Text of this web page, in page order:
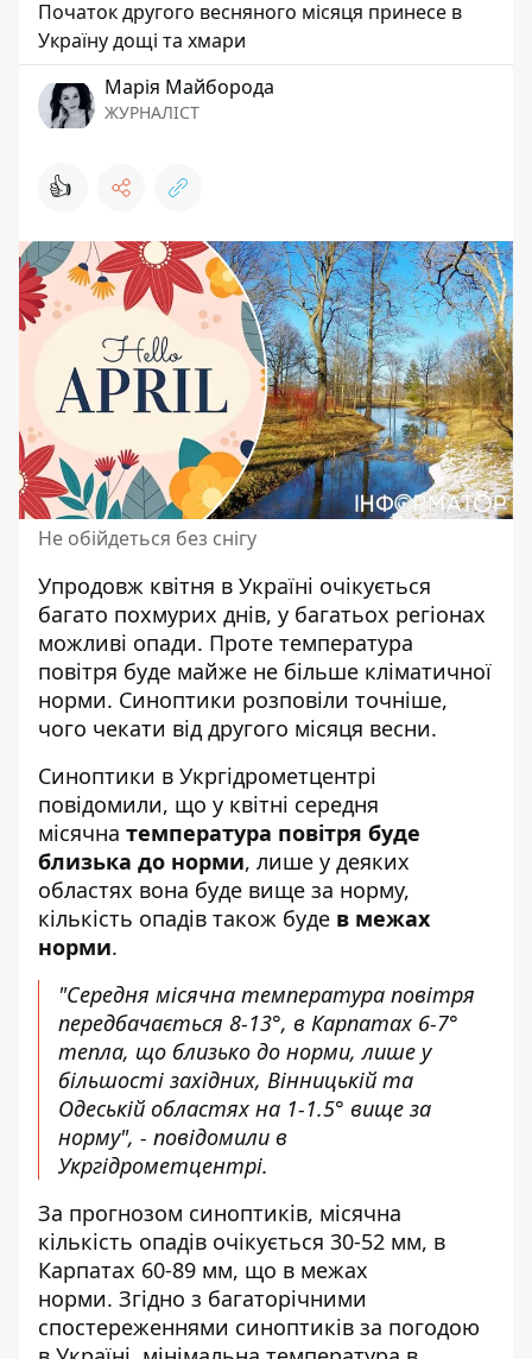
Початок другого весняного місяця принесе в
Україну дощі та хмари
Марія Майборода
ЖУРНАЛІСТ
👍
Не обійдеться без снігу
Упродовж квітня в Україні очікується
багато похмурих днів, у багатьох регіонах
можливі опади. Проте температура
повітря буде майже не більше кліматичної
норми. Синоптики розповіли точніше,
чого чекати від другого місяця весни.
Синоптики в Укргідрометцентрі
повідомили, що у квітні середня
місячна температура повітря буде
близька до норми, лише у деяких
областях вона буде вище за норму,
кількість опадів також буде в межах
норми.
"Середня місячна температура повітря
передбачається 8-13°, в Карпатах 6-7°
тепла, що близько до норми, лише у
більшості західних, Вінницькій та
Одеській областях на 1-1.5° вище за
норму", - повідомили в
Укргідрометцентрі.
За прогнозом синоптиків, місячна
кількість опадів очікується 30-52 мм, в
Карпатах 60-89 мм, що в межах
норми. Згідно з багаторічними
спостереженнями синоптиків за погодою